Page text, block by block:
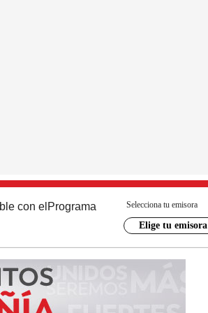
con el Programa Selecciona tu emisora
Elige tu emisora